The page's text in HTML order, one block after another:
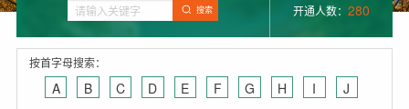
搜索 开通人数： 280
按首字母搜索：
A B C D E F G H I
J